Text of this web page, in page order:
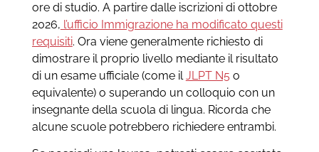
ore di studio. A partire dalle iscrizioni di ottobre
2026, l’ufficio Immigrazione ha modificato questi
requisiti. Ora viene generalmente richiesto di
dimostrare il proprio livello mediante il risultato
di un esame ufficiale (come ilJLPT N5 o
equivalente) o superando un colloquio con un
insegnante della scuola di lingua. Ricorda che
alcune scuole potrebbero richiedere entrambi.